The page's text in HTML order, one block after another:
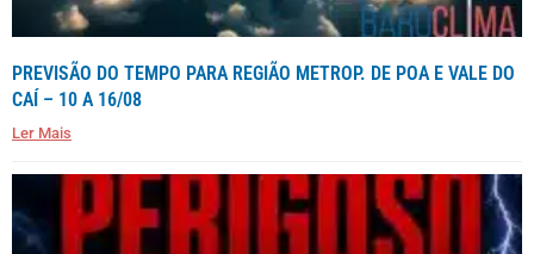
PREVISÃO DO TEMPO PARA REGIÃO METROP. DE POA E VALE DO
CAÍ – 10 A 16/08
Ler Mais